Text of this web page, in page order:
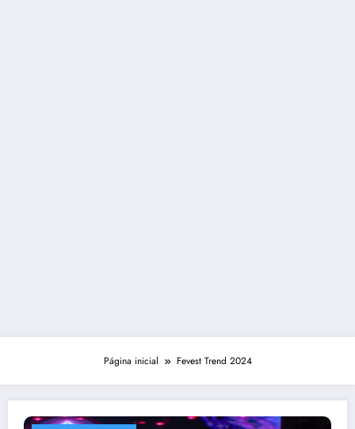
Página inicial Fevest Trend 2024